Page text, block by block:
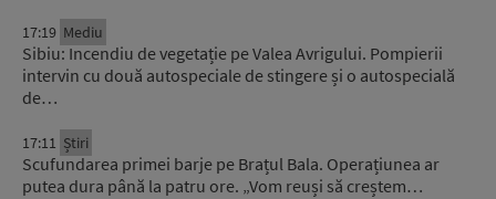
17:19 Mediu
Sibiu: Incendiu de vegetație pe Valea Avrigului. Pompierii
intervin cu două autospeciale de stingere și o autospecială
de…
17:11 Știri
Scufundarea primei barje pe Brațul Bala. Operațiunea ar
putea dura până la patru ore. „Vom reuși să creștem…